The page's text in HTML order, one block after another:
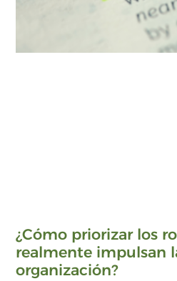
¿Cómo priorizar los
realmente impulsan
organización?